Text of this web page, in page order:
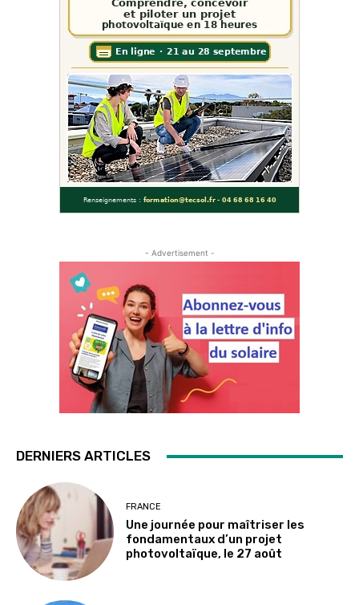
- Advertisement -
DERNIERS ARTICLES
FRANCE
Une journée pour maîtriser les
fondamentaux d’un projet
photovoltaïque, le 27 août